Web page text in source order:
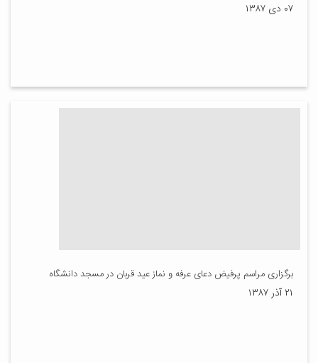
۰۷ دی ۱۳۸۷
برگزاری مراسم پرفیض دعای عرفه و نماز عید قربان در مسجد دانشگاه
۲۱ آذر ۱۳۸۷